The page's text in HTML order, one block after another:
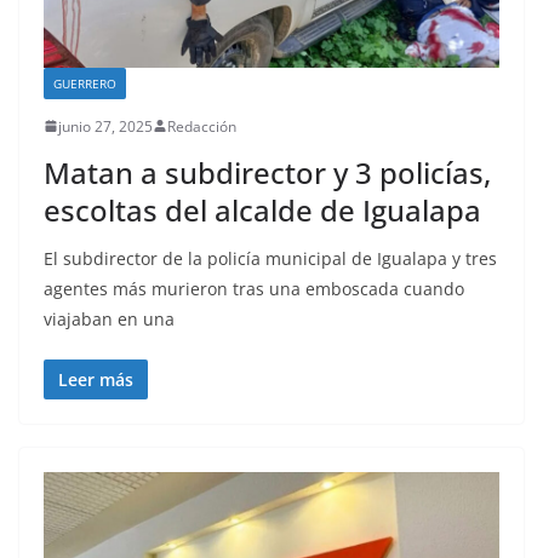
GUERRERO
junio 27, 2025 Redacción
Matan a subdirector y 3 policías,
escoltas del alcalde de Igualapa
El subdirector de la policía municipal de Igualapa y tres
agentes más murieron tras una emboscada cuando
viajaban en una
Leer más